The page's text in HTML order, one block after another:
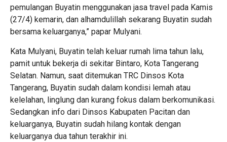
pemulangan Buyatin menggunakan jasa travel pada Kamis
(27/4) kemarin, dan alhamdulillah sekarang Buyatin sudah
bersama keluarganya,” papar Mulyani.
Kata Mulyani, Buyatin telah keluar rumah lima tahun lalu,
pamit untuk bekerja di sekitar Bintaro, Kota Tangerang
Selatan. Namun, saat ditemukan TRC Dinsos Kota
Tangerang, Buyatin sudah dalam kondisi lemah atau
kelelahan, linglung dan kurang fokus dalam berkomunikasi.
Sedangkan info dari Dinsos Kabupaten Pacitan dan
keluarganya, Buyatin sudah hilang kontak dengan
keluarganya dua tahun terakhir ini.